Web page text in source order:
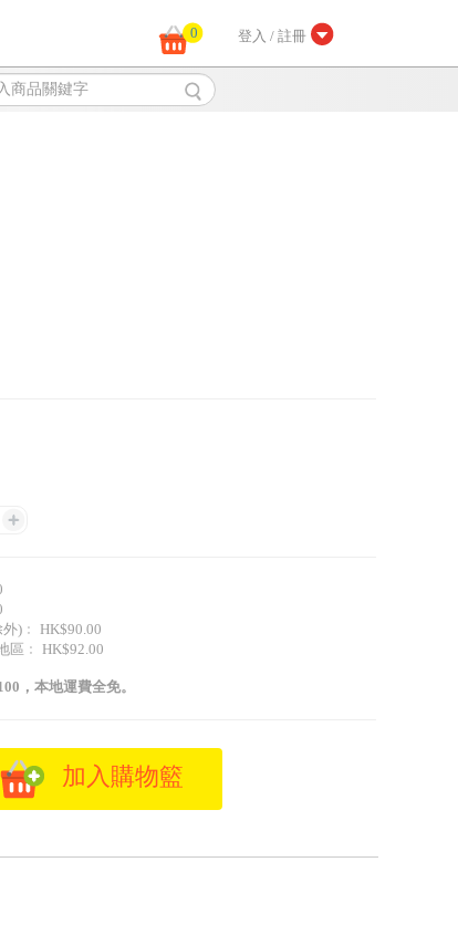
登入 / 註冊
0
)﹕ HK$90.00
區﹕ HK$92.00
，本地運費全免。
加入購物籃